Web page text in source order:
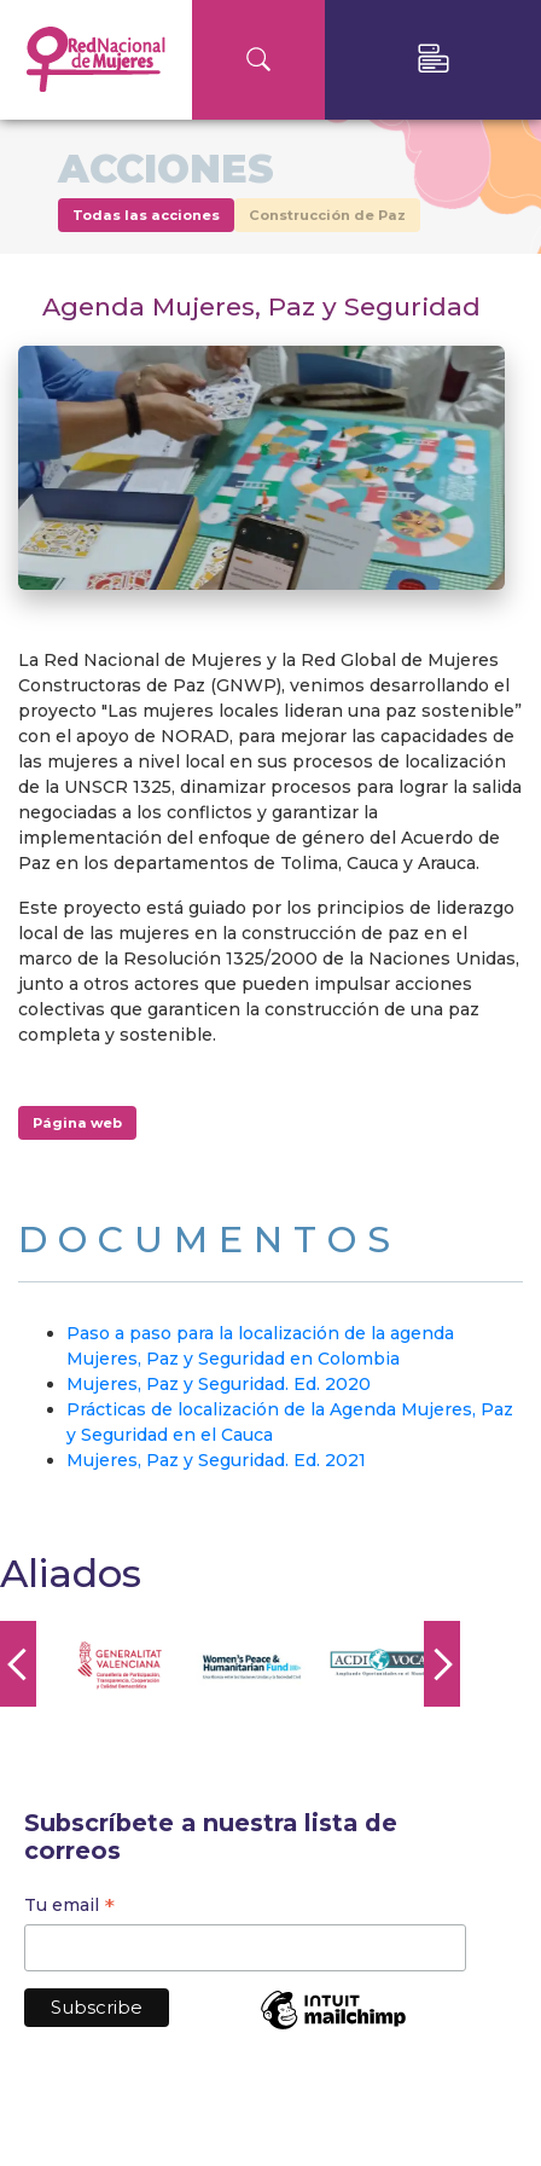
ACCIONES
Todas las acciones Construcción de Paz
Agenda Mujeres, Paz y Seguridad
La Red Nacional de Mujeres y la Red Global de Mujeres
Constructoras de Paz (GNWP), venimos desarrollando el
proyecto "Las mujeres locales lideran una paz sostenible”
con el apoyo de NORAD, para mejorar las capacidades de
las mujeres a nivel local en sus procesos de localización
de la UNSCR 1325, dinamizar procesos para lograr la salida
negociadas a los conflictos y garantizar la
implementación del enfoque de género del Acuerdo de
Paz en los departamentos de Tolima, Cauca y Arauca.
Este proyecto está guiado por los principios de liderazgo
local de las mujeres en la construcción de paz en el
marco de la Resolución 1325/2000 de la Naciones Unidas,
junto a otros actores que pueden impulsar acciones
colectivas que garanticen la construcción de una paz
completa y sostenible.
Página web
DOCUMENTOS
Paso a paso para la localización de la agenda
Mujeres, Paz y Seguridad en Colombia
Mujeres, Paz y Seguridad. Ed. 2020
Prácticas de localización de la Agenda Mujeres, Paz
y Seguridad en el Cauca
Mujeres, Paz y Seguridad. Ed. 2021
Aliados
Subscríbete a nuestra lista de
correos
Tu email *